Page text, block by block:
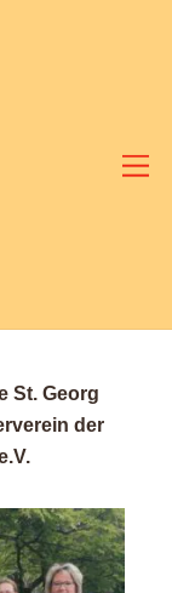
St. Georg
der